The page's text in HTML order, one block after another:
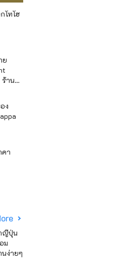
โทโฮ
ย
านที่มี
สุดใน
ง
คา
ญี่ปุ่น
ม
ง่ายๆ